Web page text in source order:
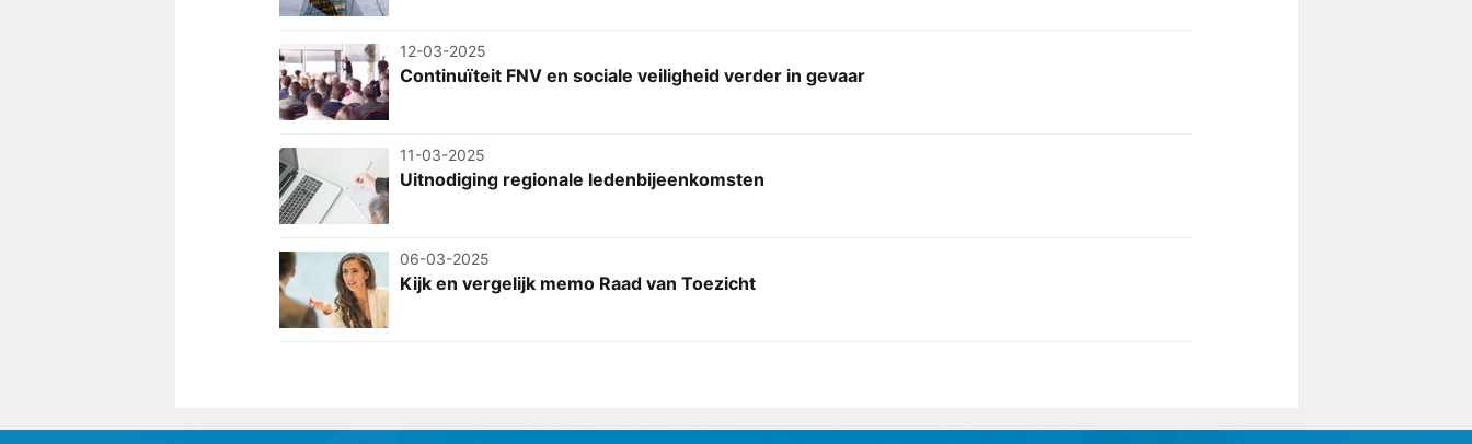
12-03-2025
Continuïteit FNV en sociale veiligheid verder in gevaar
11-03-2025
Uitnodiging regionale ledenbijeenkomsten
06-03-2025
Kijk en vergelijk memo Raad van Toezicht